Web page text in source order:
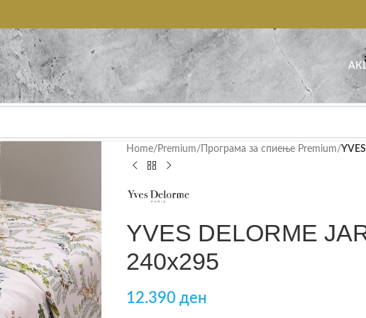
Home/ Premium/ Програма за спиење Premium/
YVES DELORME
240х295
12.390 ден